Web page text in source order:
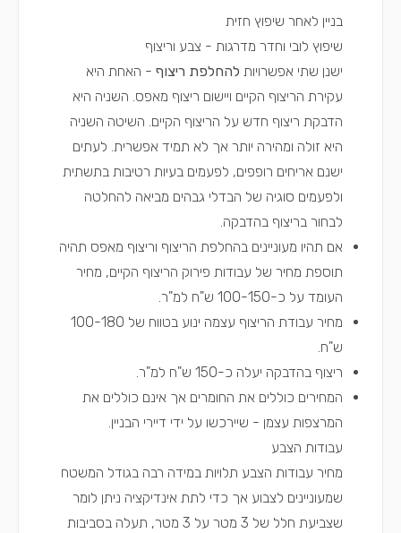
בניין לאחר שיפוץ חזית
שיפוץ לובי וחדר מדרגות - צבע וריצוף
ישנן שתי אפשרויות להחלפת ריצוף - האחת היא
עקירת הריצוף הקיים ויישום ריצוף מאפס. השניה היא
הדבקת ריצוף חדש על הריצוף הקיים. השיטה השניה
היא זולה ומהירה יותר אך לא תמיד אפשרית. לעתים
ישנם אריחים רופפים, לפעמים בעיות רטיבות בתשתית
ולפעמים סוגיה של הבדלי גבהים מביאה להחלטה
לבחור בריצוף בהדבקה.
אם תהיו מעוניינים בהחלפת הריצוף וריצוף מאפס תהיה
תוספת מחיר של עבודות פירוק הריצוף הקיים, מחיר
העומד על כ-100-150 ש"ח למ"ר.
מחיר עבודת הריצוף עצמה ינוע בטווח של 100-180
ש"ח.
ריצוף בהדבקה יעלה כ-150 ש"ח למ"ר.
המחירים כוללים את החומרים אך אינם כוללים את
המרצפות עצמן - שיירכשו על ידי דיירי הבניין.
עבודות הצבע
מחיר עבודות הצבע תלויות במידה רבה בגודל המשטח
שמעוניינים לצבוע אך כדי לתת אינדיקציה ניתן לומר
שצביעת חלל של 3 מטר על 3 מטר, תעלה בסביבות